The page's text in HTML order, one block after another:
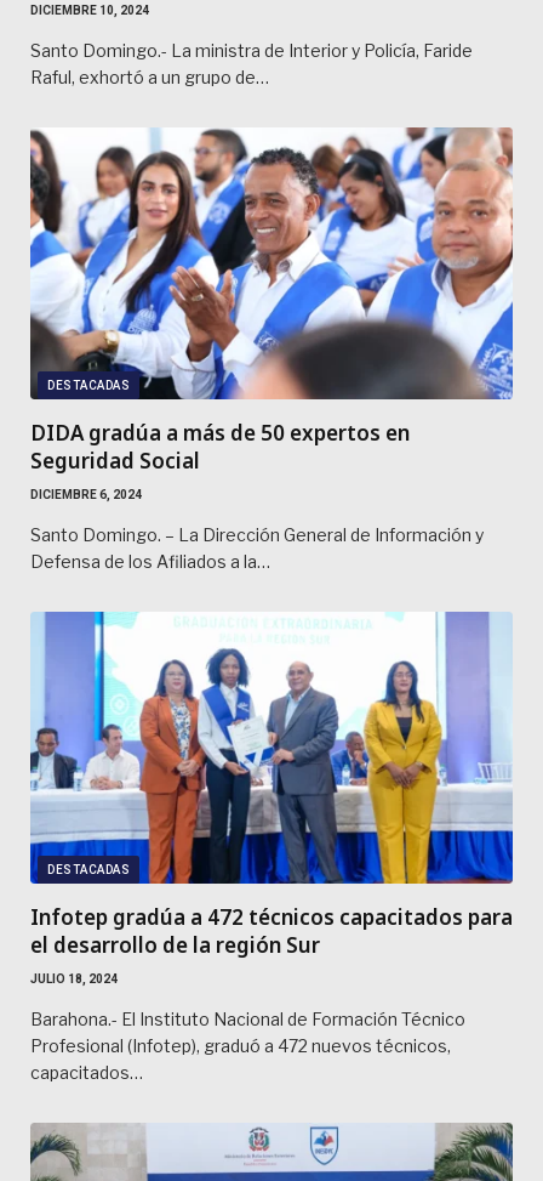
DICIEMBRE 10, 2024
Santo Domingo.- La ministra de Interior y Policía, Faride
Raful, exhortó a un grupo de…
DESTACADAS
DIDA gradúa a más de 50 expertos en
Seguridad Social
DICIEMBRE 6, 2024
Santo Domingo. – La Dirección General de Información y
Defensa de los Afiliados a la…
DESTACADAS
Infotep gradúa a 472 técnicos capacitados para
el desarrollo de la región Sur
JULIO 18, 2024
Barahona.- El Instituto Nacional de Formación Técnico
Profesional (Infotep), graduó a 472 nuevos técnicos,
capacitados…